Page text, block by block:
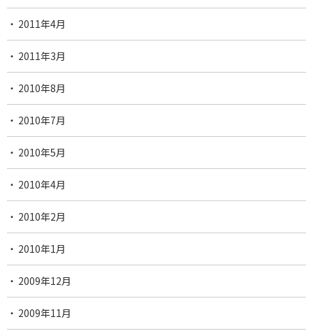
2011年4月
2011年3月
2010年8月
2010年7月
2010年5月
2010年4月
2010年2月
2010年1月
2009年12月
2009年11月